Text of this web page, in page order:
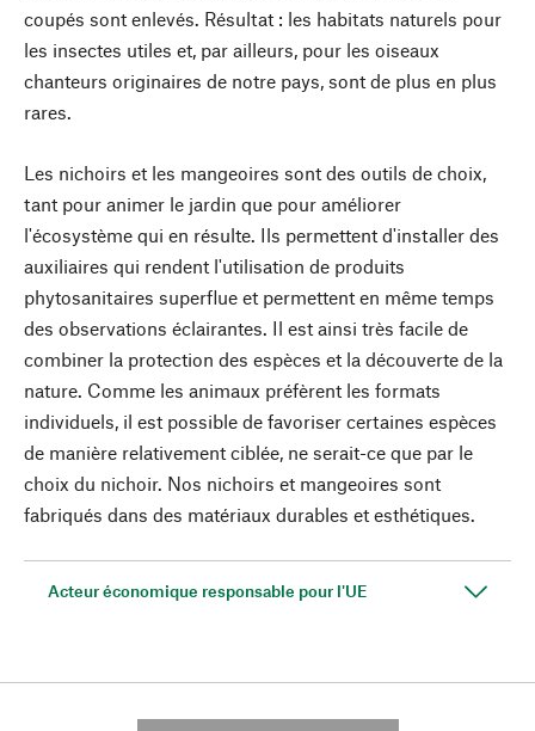
coupés sont enlevés. Résultat : les habitats naturels pour
les insectes utiles et, par ailleurs, pour les oiseaux
chanteurs originaires de notre pays, sont de plus en plus
rares.
Les nichoirs et les mangeoires sont des outils de choix,
tant pour animer le jardin que pour améliorer
l'écosystème qui en résulte. Ils permettent d'installer des
auxiliaires qui rendent l'utilisation de produits
phytosanitaires superflue et permettent en même temps
des observations éclairantes. Il est ainsi très facile de
combiner la protection des espèces et la découverte de la
nature. Comme les animaux préfèrent les formats
individuels, il est possible de favoriser certaines espèces
de manière relativement ciblée, ne serait-ce que par le
choix du nichoir. Nos nichoirs et mangeoires sont
fabriqués dans des matériaux durables et esthétiques.
Acteur économique responsable pour l'UE